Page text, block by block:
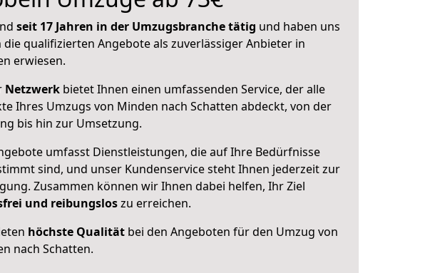
seit 17 Jahren in der Umzugsbranche tätig und haben uns
die qualifizierten Angebote als zuverlässiger Anbieter in
erwiesen.
Netzwerk bietet Ihnen einen umfassenden Service, der alle
Ihres Umzugs von Minden nach Schatten abdeckt, von der
bis hin zur Umsetzung.
umfasst Dienstleistungen, die auf Ihre Bedürfnisse
sind, und unser Kundenservice steht Ihnen jederzeit zur
Zusammen können wir Ihnen dabei helfen, Ihr Ziel
und reibungsloszu erreichen.
höchste Qualität bei den Angeboten für den Umzug von
nach Schatten.